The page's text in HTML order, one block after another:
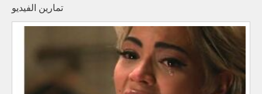
تمارين الفيديو